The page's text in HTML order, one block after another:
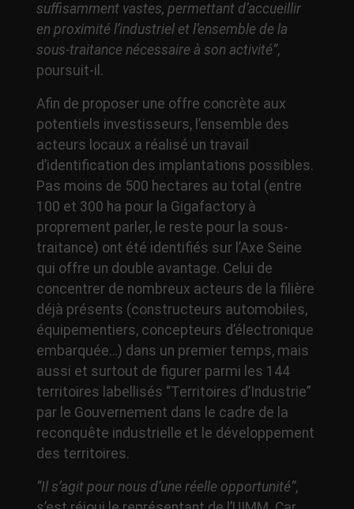
suffisamment vastes, permettant d’accueillir
en proximité l’industriel et l’ensemble de la
sous-traitance nécessaire à son activité”,
poursuit-il.
Afin de proposer une offre concrète aux
potentiels investisseurs, l’ensemble des
acteurs locaux a réalisé un travail
d’identification des implantations possibles.
Pas moins de 500 hectares au total (entre
100 et 300 ha pour la Gigafactory à
proprement parler, le reste pour la sous-
traitance) ont été identifiés sur l’Axe Seine
qui offre un double avantage. Celui de
concentrer de nombreux acteurs de la filière
déjà présents (constructeurs automobiles,
équipementiers, concepteurs d’électronique
embarquée…) dans un premier temps, mais
aussi et surtout de figurer parmi les 144
territoires labellisés “Territoires d’Industrie”
par le Gouvernement dans le cadre de la
reconquête industrielle et le développement
des territoires.
“Il s’agit pour nous d’une réelle opportunité”,